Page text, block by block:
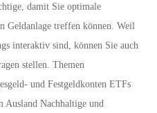
damit Sie optimale
Geldanlage treffen können. Weil
interaktiv sind, können Sie auch
stellen. Themen
und Festgeldkonten ETFs
Ausland Nachhaltige und